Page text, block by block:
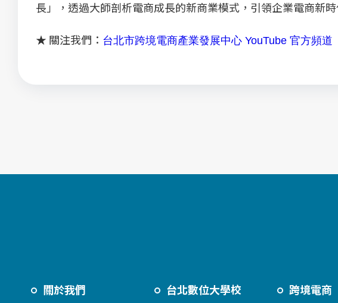
長」，透過大師剖析電商成長的新商業模式，引領企業電商新時
★ 關注我們： 台北市跨境電商產業發展中心 YouTube 官方頻道
關於我們
台北數位大學校
跨境電商